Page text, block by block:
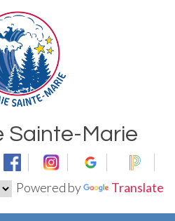
Powered by Translate
Sainte-Marie